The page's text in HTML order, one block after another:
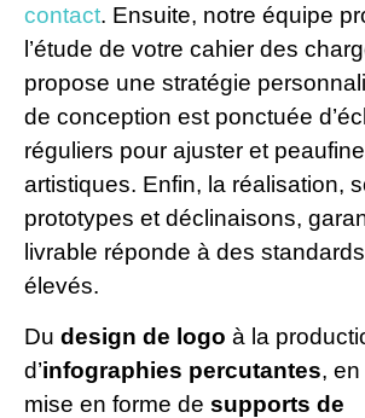
contact. Ensuite, notre équipe
l’étude de votre cahier des
propose une stratégie
de conception est ponctuée
réguliers pour ajuster et
artistiques. Enfin, la réalisation,
prototypes et déclinaisons,
livrable réponde à des
élevés.
Du design de logo à la
d’infographies percutantes,
mise en forme de supports de